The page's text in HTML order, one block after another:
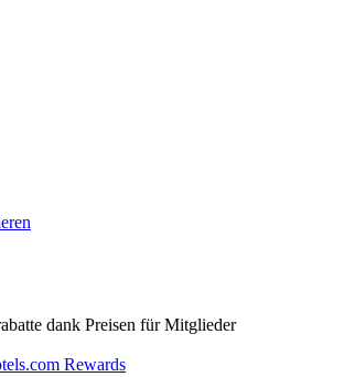
dank Preisen für Mitglieder
Rewards